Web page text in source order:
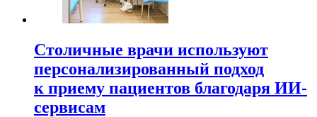
Столичные врачи используют
персонализированный подход
к приему пациентов благодаря ИИ-
сервисам